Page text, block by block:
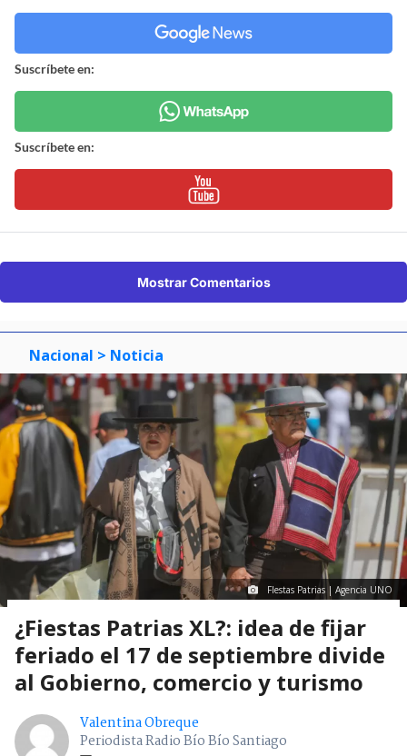
Suscríbete en:
Suscríbete en:
Mostrar Comentarios
Nacional > Noticia
FIestas Patrias | Agencia UNO
¿Fiestas Patrias XL?: idea de fijar
feriado el 17 de septiembre divide
al Gobierno, comercio y turismo
Valentina Obreque
Periodista Radio Bío Bío Santiago